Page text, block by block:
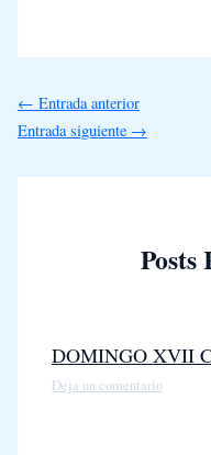
← Entrada anterior
Entrada siguiente →
Posts
DOMINGO XVII
Deja un comentario